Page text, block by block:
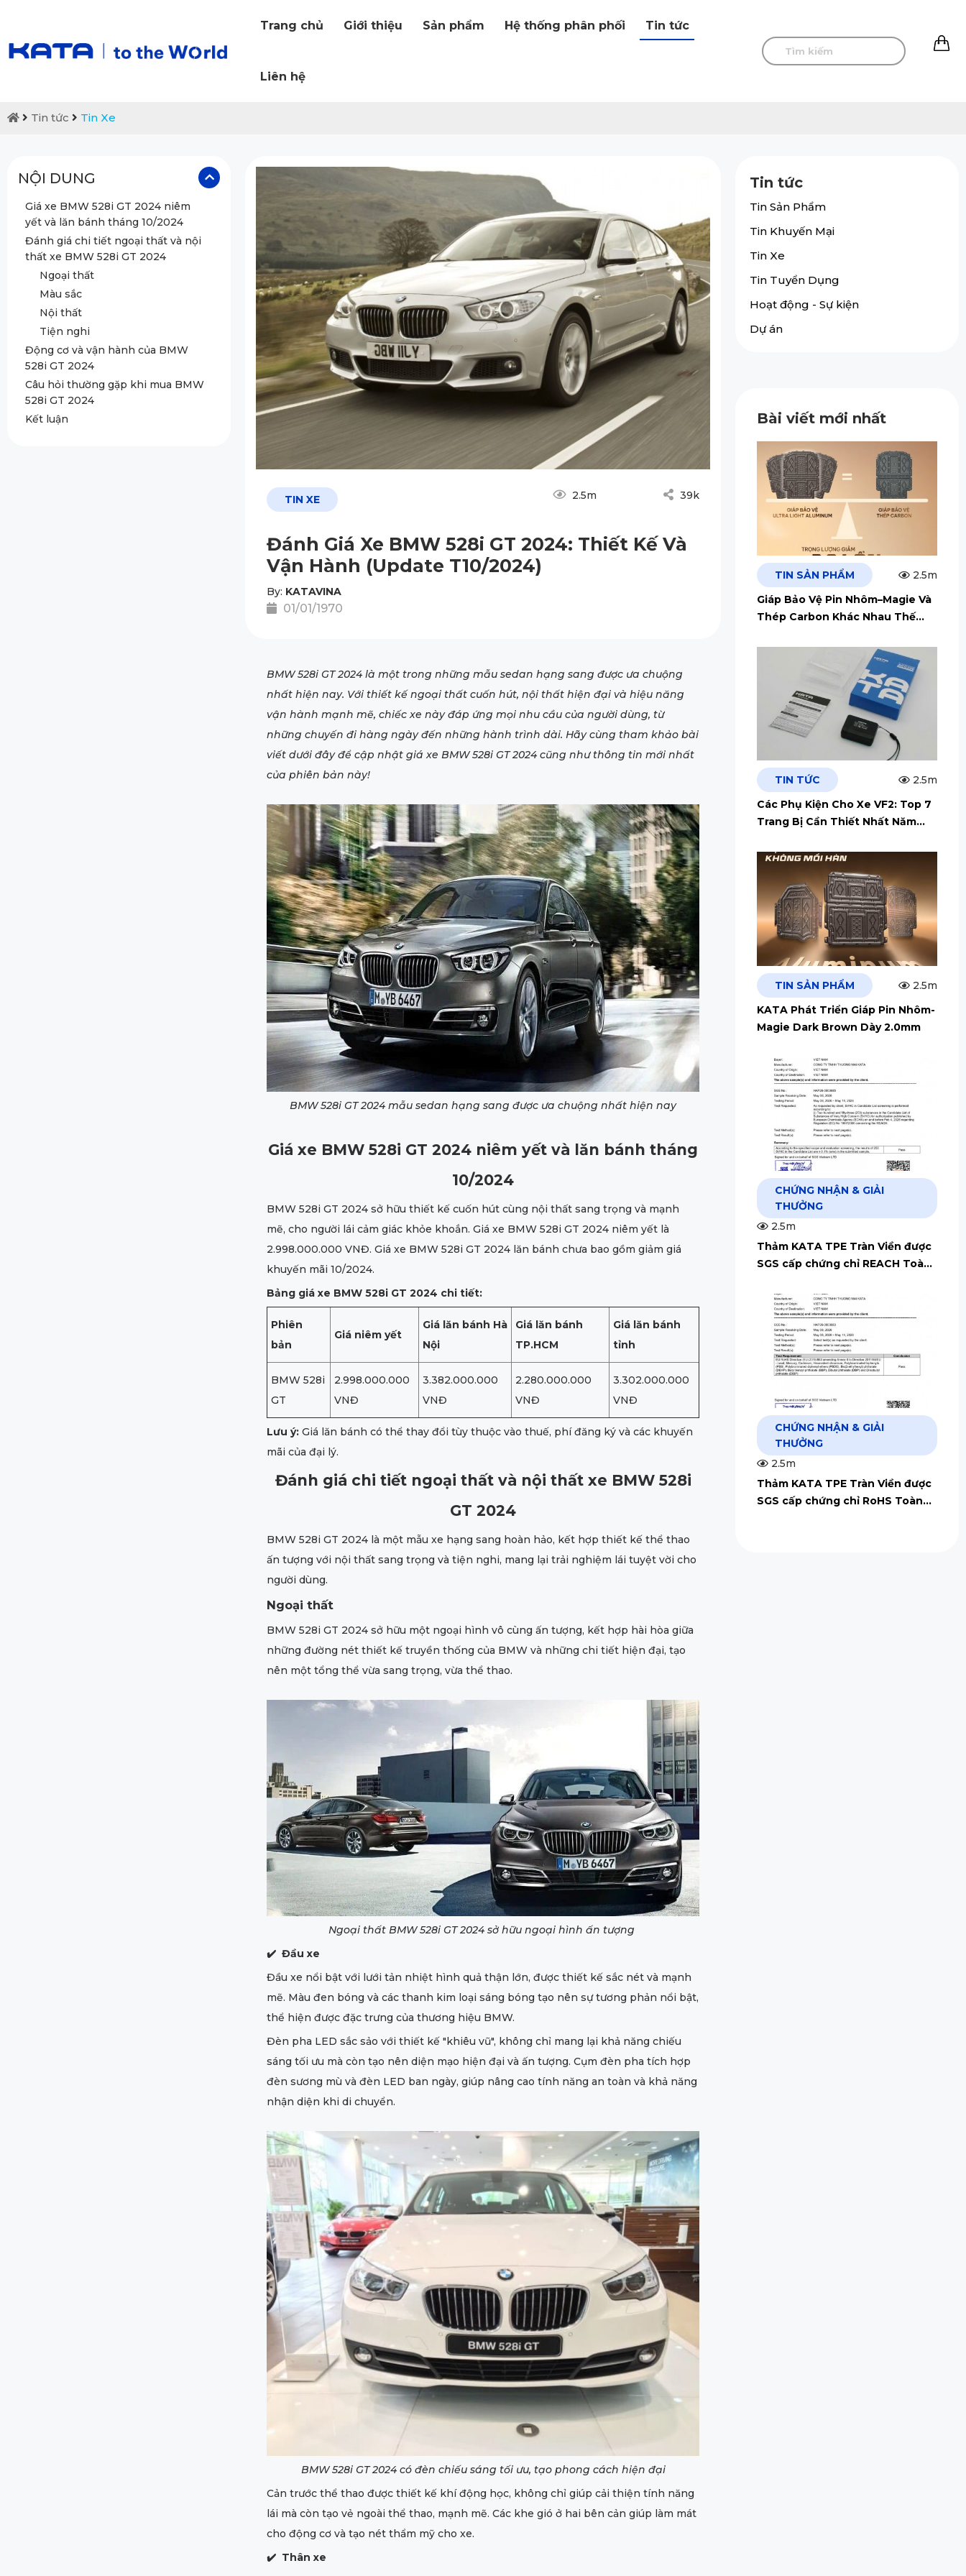
Trang chủ Giới thiệu Sản phẩm Hệ thống phân phối Tin tức
Liên hệ
Tin tức Tin Xe
NỘI DUNG
Giá xe BMW 528i GT 2024 niêm
yết và lăn bánh tháng 10/2024
Đánh giá chi tiết ngoại thất và nội
thất xe BMW 528i GT 2024
Ngoại thất
Màu sắc
Nội thất
Tiện nghi
Động cơ và vận hành của BMW
528i GT 2024
Câu hỏi thường gặp khi mua BMW
528i GT 2024
Kết luận
TIN XE 2.5m 39k
Đánh Giá Xe BMW 528i GT 2024: Thiết Kế Và
Vận Hành (Update T10/2024)
By: KATAVINA
01/01/1970
BMW 528i GT 2024 là một trong những mẫu sedan hạng sang được ưa chuộng
nhất hiện nay. Với thiết kế ngoại thất cuốn hút, nội thất hiện đại và hiệu năng
vận hành mạnh mẽ, chiếc xe này đáp ứng mọi nhu cầu của người dùng, từ
những chuyến đi hàng ngày đến những hành trình dài. Hãy cùng tham khảo bài
viết dưới đây để cập nhật giá xe BMW 528i GT 2024 cũng như thông tin mới nhất
của phiên bản này!
BMW 528i GT 2024 mẫu sedan hạng sang được ưa chuộng nhất hiện nay
Giá xe BMW 528i GT 2024 niêm yết và lăn bánh tháng
10/2024
BMW 528i GT 2024 sở hữu thiết kế cuốn hút cùng nội thất sang trọng và mạnh
mẽ, cho người lái cảm giác khỏe khoắn. Giá xe BMW 528i GT 2024 niêm yết là
2.998.000.000 VNĐ. Giá xe BMW 528i GT 2024 lăn bánh chưa bao gồm giảm giá
khuyến mãi 10/2024.
Bảng giá xe BMW 528i GT 2024 chi tiết:
Phiên
bản
Giá niêm yết
Giá lăn bánh Hà
Nội
Giá lăn bánh
TP.HCM
Giá lăn bánh
tỉnh
BMW 528i
GT
2.998.000.000
VNĐ
3.382.000.000
VNĐ
2.280.000.000
VNĐ
3.302.000.000
VNĐ
Lưu ý: Giá lăn bánh có thể thay đổi tùy thuộc vào thuế, phí đăng ký và các khuyến
mãi của đại lý.
Đánh giá chi tiết ngoại thất và nội thất xe BMW 528i
GT 2024
BMW 528i GT 2024 là một mẫu xe hạng sang hoàn hảo, kết hợp thiết kế thể thao
ấn tượng với nội thất sang trọng và tiện nghi, mang lại trải nghiệm lái tuyệt vời cho
người dùng.
Ngoại thất
BMW 528i GT 2024 sở hữu một ngoại hình vô cùng ấn tượng, kết hợp hài hòa giữa
những đường nét thiết kế truyền thống của BMW và những chi tiết hiện đại, tạo
nên một tổng thể vừa sang trọng, vừa thể thao.
Ngoại thất BMW 528i GT 2024 sở hữu ngoại hình ấn tượng
✔️ Đầu xe
Đầu xe nổi bật với lưới tản nhiệt hình quả thận lớn, được thiết kế sắc nét và mạnh
mẽ. Màu đen bóng và các thanh kim loại sáng bóng tạo nên sự tương phản nổi bật,
thể hiện được đặc trưng của thương hiệu BMW.
Đèn pha LED sắc sảo với thiết kế "khiêu vũ", không chỉ mang lại khả năng chiếu
sáng tối ưu mà còn tạo nên diện mạo hiện đại và ấn tượng. Cụm đèn pha tích hợp
đèn sương mù và đèn LED ban ngày, giúp nâng cao tính năng an toàn và khả năng
nhận diện khi di chuyển.
BMW 528i GT 2024 có đèn chiếu sáng tối ưu, tạo phong cách hiện đại
Cản trước thể thao được thiết kế khí động học, không chỉ giúp cải thiện tính năng
lái mà còn tạo vẻ ngoài thể thao, mạnh mẽ. Các khe gió ở hai bên cản giúp làm mát
cho động cơ và tạo nét thẩm mỹ cho xe.
✔️ Thân xe
Tin tức
Tin Sản Phẩm
Tin Khuyến Mại
Tin Xe
Tin Tuyển Dụng
Hoạt động - Sự kiện
Dự án
Bài viết mới nhất
TIN SẢN PHẨM
2.5m
Giáp Bảo Vệ Pin Nhôm–Magie Và
Thép Carbon Khác Nhau Thế
TIN TỨC
2.5m
Các Phụ Kiện Cho Xe VF2: Top 7
Trang Bị Cần Thiết Nhất Năm
TIN SẢN PHẨM
2.5m
KATA Phát Triển Giáp Pin Nhôm-
Magie Dark Brown Dày 2.0mm
CHỨNG NHẬN & GIẢI
THƯỞNG
2.5m
Thảm KATA TPE Tràn Viền được
SGS cấp chứng chỉ REACH Toàn
CHỨNG NHẬN & GIẢI
THƯỞNG
2.5m
Thảm KATA TPE Tràn Viền được
SGS cấp chứng chỉ RoHS Toàn